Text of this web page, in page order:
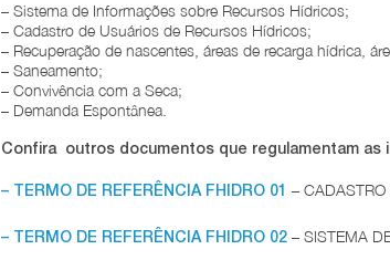
– Sistema de Informações sobre Recursos Hídricos;
– Cadastro de Usuários de Recursos Hídricos;
– Recuperação de nascentes, áreas de recarga hídrica,
– Saneamento;
– Convivência com a Seca;
– Demanda Espontânea.
Confira outros documentos que regulamentam as
– TERMO DE REFERÊNCIA FHIDRO 01 – CADASTRO
– TERMO DE REFERÊNCIA FHIDRO 02 – SISTEMA